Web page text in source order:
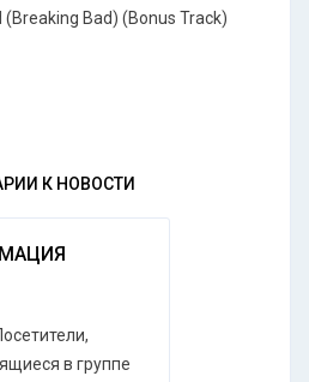
(Breaking Bad) (Bonus Track)
К НОВОСТИ
в группе